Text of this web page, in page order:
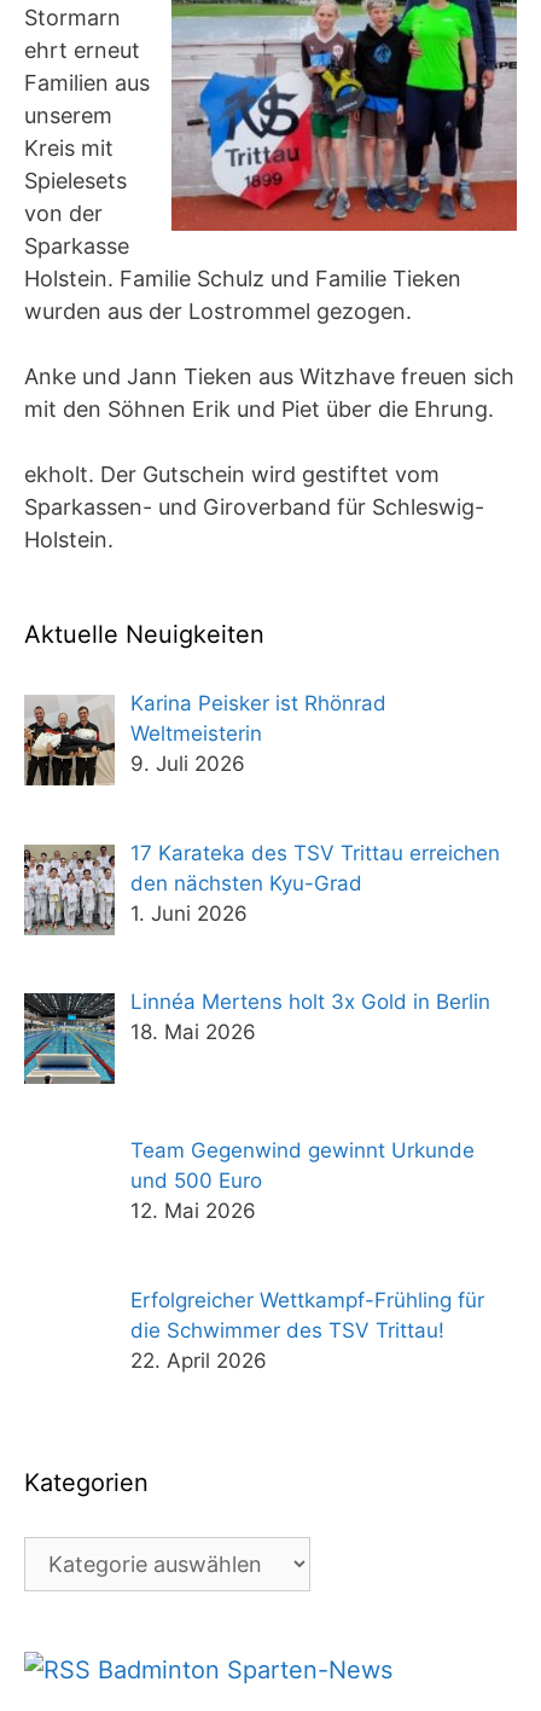
Stormarn
ehrt erneut
Familien aus
unserem
Kreis mit
Spielesets
von der
Sparkasse
Holstein. Familie Schulz und Familie Tieken
wurden aus der Lostrommel gezogen.
Anke und Jann Tieken aus Witzhave freuen sich
mit den Söhnen Erik und Piet über die Ehrung.
ekholt. Der Gutschein wird gestiftet vom
Sparkassen- und Giroverband für Schleswig-
Holstein.
Aktuelle Neuigkeiten
Karina Peisker ist Rhönrad
Weltmeisterin
9. Juli 2026
17 Karateka des TSV Trittau erreichen
den nächsten Kyu-Grad
1. Juni 2026
Linnéa Mertens holt 3x Gold in Berlin
18. Mai 2026
Team Gegenwind gewinnt Urkunde
und 500 Euro
12. Mai 2026
Erfolgreicher Wettkampf-Frühling für
die Schwimmer des TSV Trittau!
22. April 2026
Kategorien
Badminton Sparten-News